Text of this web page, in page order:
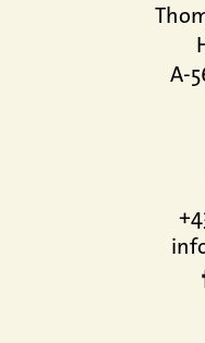
A-